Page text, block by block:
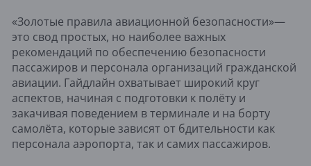
«Золотые правила авиационной безопасности»—
это свод простых, но наиболее важных
рекомендаций по обеспечению безопасности
пассажиров и персонала организаций гражданской
авиации. Гайдлайн охватывает широкий круг
аспектов, начиная с подготовки к полёту и
закачивая поведением в терминале и на борту
самолёта, которые зависят от бдительности как
персонала аэропорта, так и самих пассажиров.